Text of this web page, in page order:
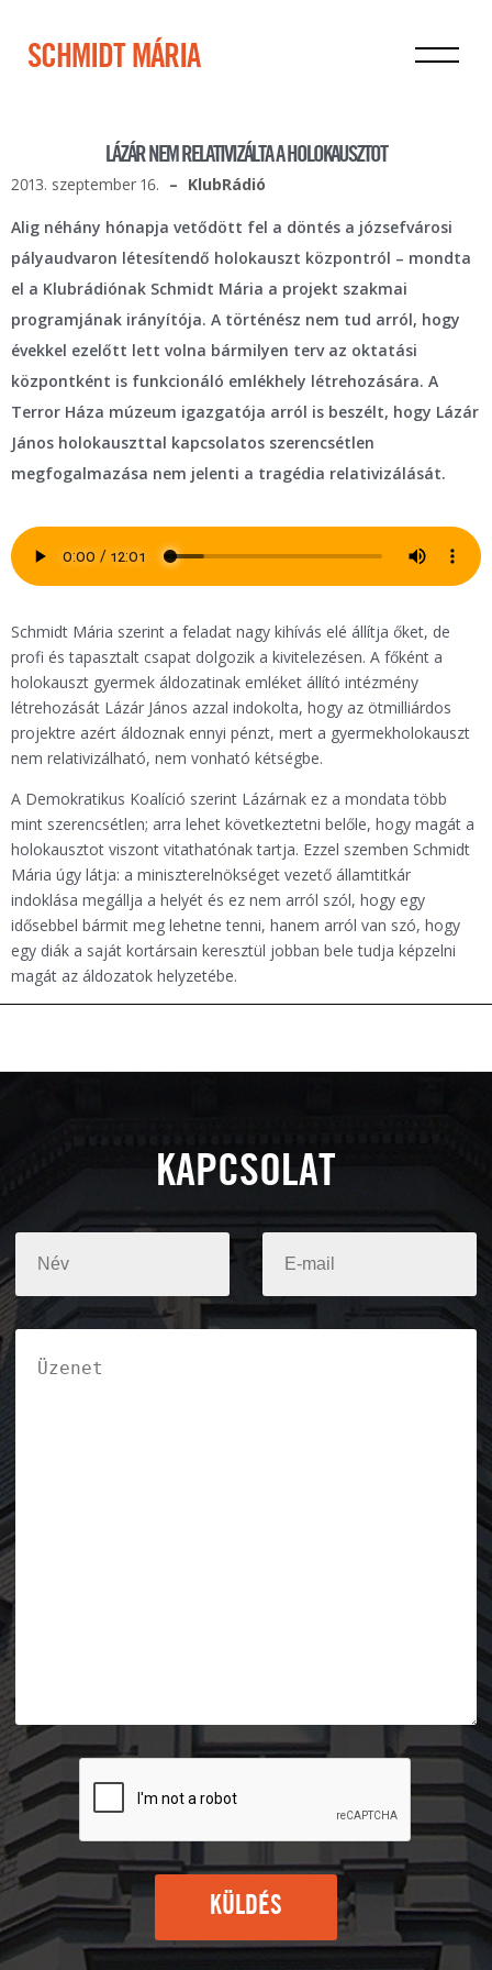
SCHMIDT MÁRIA
LÁZÁR NEM RELATIVIZÁLTA A HOLOKAUSZTOT
2013. szeptember 16. KlubRádió
Alig néhány hónapja vetődött fel a döntés a józsefvárosi
pályaudvaron létesítendő holokauszt központról – mondta
el a Klubrádiónak Schmidt Mária a projekt szakmai
programjának irányítója. A történész nem tud arról, hogy
évekkel ezelőtt lett volna bármilyen terv az oktatási
központként is funkcionáló emlékhely létrehozására. A
Terror Háza múzeum igazgatója arról is beszélt, hogy Lázár
János holokauszttal kapcsolatos szerencsétlen
megfogalmazása nem jelenti a tragédia relativizálását.
Schmidt Mária szerint a feladat nagy kihívás elé állítja őket, de
profi és tapasztalt csapat dolgozik a kivitelezésen. A főként a
holokauszt gyermek áldozatinak emléket állító intézmény
létrehozását Lázár János azzal indokolta, hogy az ötmilliárdos
projektre azért áldoznak ennyi pénzt, mert a gyermekholokauszt
nem relativizálható, nem vonható kétségbe.
A Demokratikus Koalíció szerint Lázárnak ez a mondata több
mint szerencsétlen; arra lehet következtetni belőle, hogy magát a
holokausztot viszont vitathatónak tartja. Ezzel szemben Schmidt
Mária úgy látja: a miniszterelnökséget vezető államtitkár
indoklása megállja a helyét és ez nem arról szól, hogy egy
idősebbel bármit meg lehetne tenni, hanem arról van szó, hogy
egy diák a saját kortársain keresztül jobban bele tudja képzelni
magát az áldozatok helyzetébe.
KAPCSOLAT
KÜLDÉS